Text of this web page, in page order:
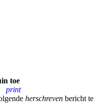
toe
print
herschreven bericht te